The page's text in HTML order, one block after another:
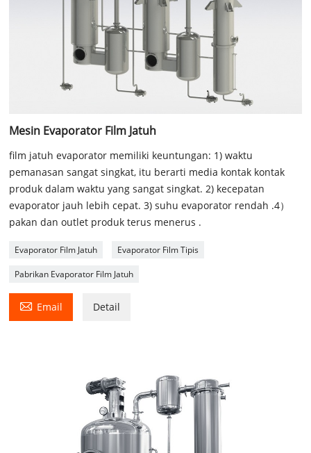
Mesin Evaporator Film Jatuh
film jatuh evaporator memiliki keuntungan: 1) waktu
pemanasan sangat singkat, itu berarti media kontak kontak
produk dalam waktu yang sangat singkat. 2) kecepatan
evaporator jauh lebih cepat. 3) suhu evaporator rendah .4）
pakan dan outlet produk terus menerus .
Evaporator Film Jatuh Evaporator Film Tipis
Pabrikan Evaporator Film Jatuh
 Email Detail